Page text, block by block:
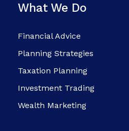
What We Do
Financial Advice
Planning Strategies
Taxation Planning
Investment Trading
Wealth Marketing